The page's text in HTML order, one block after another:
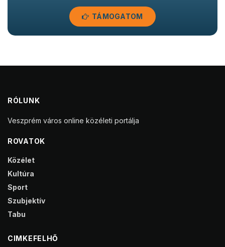
TÁMOGATOM
RÓLUNK
Veszprém város online közéleti portálja
ROVATOK
Közélet
Kultúra
Sport
Szubjektív
Tabu
CIMKEFELHŐ